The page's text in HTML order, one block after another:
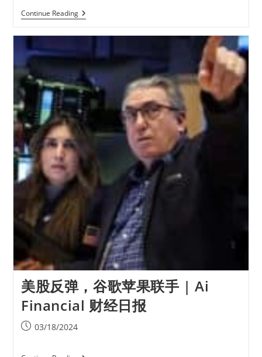
Continue Reading
美股反弹，谷歌苹果联手 | Ai
Financial 财经日报
03/18/2024